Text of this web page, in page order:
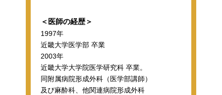
＜医師の経歴＞
1997年
近畿大学医学部 卒業
2003年
近畿大学大学院医学研究科 卒業。
同附属病院形成外科（医学部講師）
及び麻酔科、他関連病院形成外科